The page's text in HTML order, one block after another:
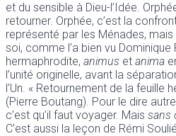
et du sensible à Dieu-l’Idée.
retourner. Orphée, c’est la
représenté par les Ménades, mais
soi, comme l’a bien vu Dominique
hermaphrodite, animus et anima
l’unité originelle, avant la
l’Un. « Retournement de la feuille
(Pierre Boutang). Pour le dire
c’est qu’il faut voyager. Mais sans
C’est aussi la leçon de Rémi Soulié.